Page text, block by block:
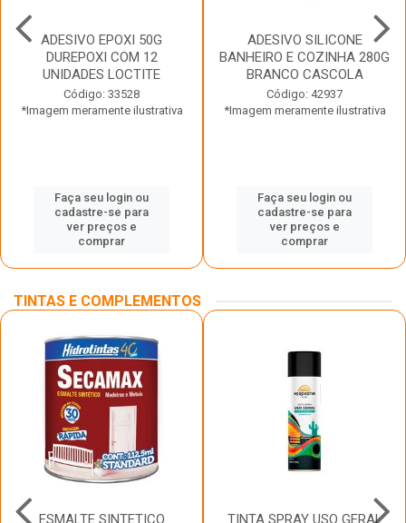
ADESIVO EPOXI 50G
DUREPOXI COM 12
UNIDADES LOCTITE
Código: 33528
*Imagem meramente ilustrativa
Faça seu login ou
cadastre-se para
ver preços e
comprar
ADESIVO SILICONE
BANHEIRO E COZINHA 280G
BRANCO CASCOLA
Código: 42937
*Imagem meramente ilustrativa
Faça seu login ou
cadastre-se para
ver preços e
comprar
TINTAS E COMPLEMENTOS
ESMALTE SINTETICO TINTA SPRAY USO GERAL